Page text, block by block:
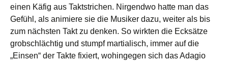
einen Käfig aus Taktstrichen. Nirgendwo hatte man das
Gefühl, als animiere sie die Musiker dazu, weiter als bis
zum nächsten Takt zu denken. So wirkten die Ecksätze
grobschlächtig und stumpf martialisch, immer auf die
„Einsen“ der Takte fixiert, wohingegen sich das Adagio